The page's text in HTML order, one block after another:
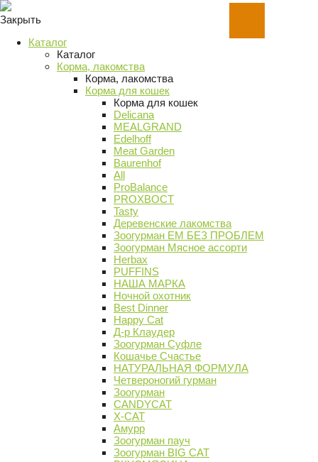
Закрыть
Каталог
Каталог
Корма, лакомства
Корма, лакомства
Корма для кошек
Корма для кошек
Delicana
MEALGRAND
Edelhoff
Meat Garden
Baurenhof
All
ProBalance
PROХВОСТ
Tasty
Деревенские лакомства
Зоогурман ЕМ БЕЗ ПРОБЛЕМ
Зоогурман Мясное ассорти
Herbax
PUFFINS
НАША МАРКА
Ночной охотник
Best Dinner
Happy Cat
Д-р Клаудер
Зоогурман Суфле
Кошачье Счастье
НАТУРАЛЬНАЯ ФОРМУЛА
Четвероногий гурман
Зоогурман
CANDYCAT
X-CAT
Амурр
Зоогурман пауч
Зоогурман BIG CAT